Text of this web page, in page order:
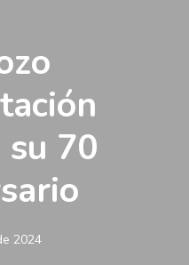
70
2024